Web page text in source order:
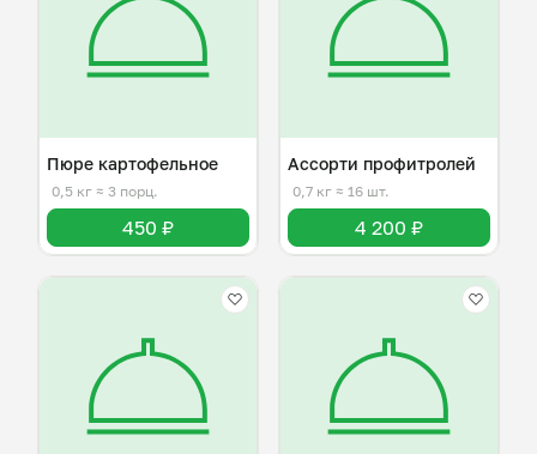
Пюре картофельное
0,5 кг ≈ 3 порц.
450 ₽
Ассорти профитролей
0,7 кг ≈ 16 шт.
4 200 ₽